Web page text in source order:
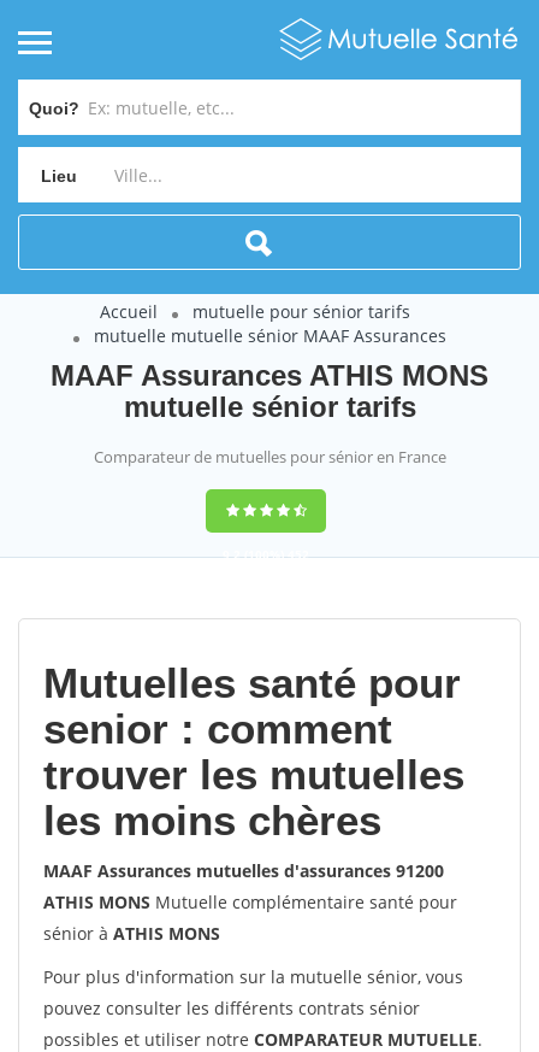
Quoi?
Lieu
Accueil
mutuelle pour sénior tarifs
mutuelle mutuelle sénior MAAF Assurances
MAAF Assurances ATHIS MONS
mutuelle sénior tarifs
Comparateur de mutuelles pour sénior en France
9,2(100%)452
Mutuelles santé pour
senior : comment
trouver les mutuelles
les moins chères
MAAF Assurances mutuelles d'assurances 91200
ATHIS MONS Mutuelle complémentaire santé pour
sénior à ATHIS MONS
Pour plus d'information sur la mutuelle sénior, vous
pouvez consulter les différents contrats sénior
possibles et utiliser notre COMPARATEUR MUTUELLE.